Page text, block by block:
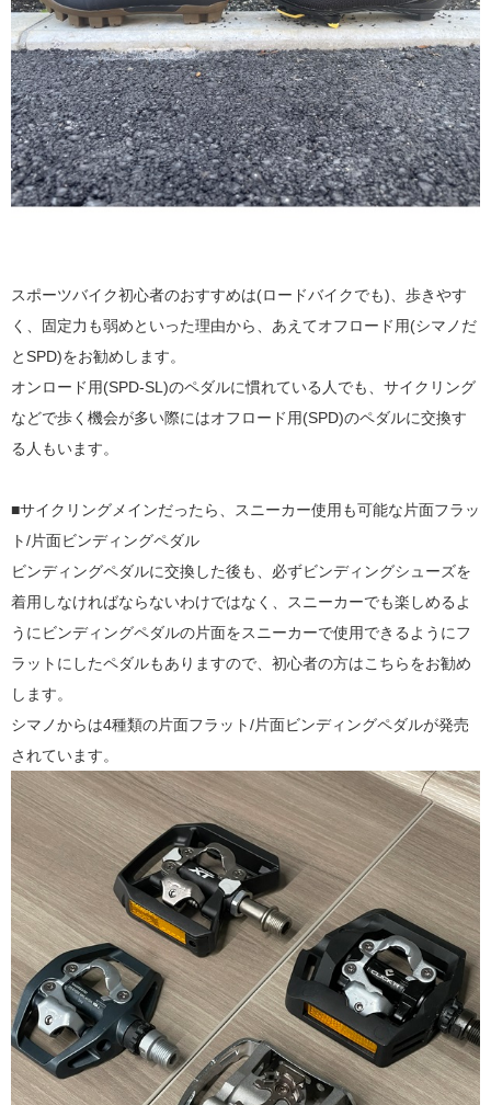
スポーツバイク初心者のおすすめは(ロードバイクでも)、歩きやす
く、固定力も弱めといった理由から、あえてオフロード用(シマノだ
とSPD)をお勧めします。
オンロード用(SPD-SL)のペダルに慣れている人でも、サイクリング
などで歩く機会が多い際にはオフロード用(SPD)のペダルに交換す
る人もいます。
■サイクリングメインだったら、スニーカー使用も可能な片面フラッ
ト/片面ビンディングペダル
ビンディングペダルに交換した後も、必ずビンディングシューズを
着用しなければならないわけではなく、スニーカーでも楽しめるよ
うにビンディングペダルの片面をスニーカーで使用できるようにフ
ラットにしたペダルもありますので、初心者の方はこちらをお勧め
します。
シマノからは4種類の片面フラット/片面ビンディングペダルが発売
されています。